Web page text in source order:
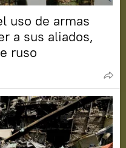
uso de armas
a sus aliados,
ruso